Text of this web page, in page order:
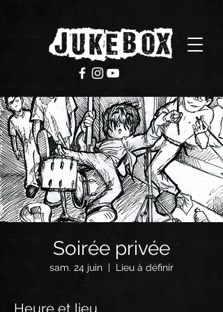
Soirée privée
sam. 24 juin
  |
Lieu à définir
Heure et lieu